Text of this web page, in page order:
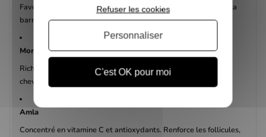
Favorise une pénétration plus profonde des actifs et renforce la
barrière protectrice du cuir chevelu.
Moringa
Riche en vitamines A, B et E, en fer et en zinc. Nourrit le cuir
chevelu, hydrate et soutient une croissance capillaire saine.
Amla
Concentré en vitamine C et antioxydants. Renforce les follicules,
C'est OK pour moi
Refuser les cookies
Personnaliser